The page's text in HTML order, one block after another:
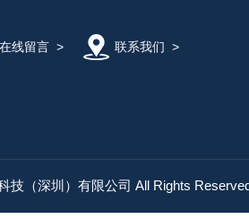
在线留言> 联系我们 >
技（深圳）有限公司 All Rights